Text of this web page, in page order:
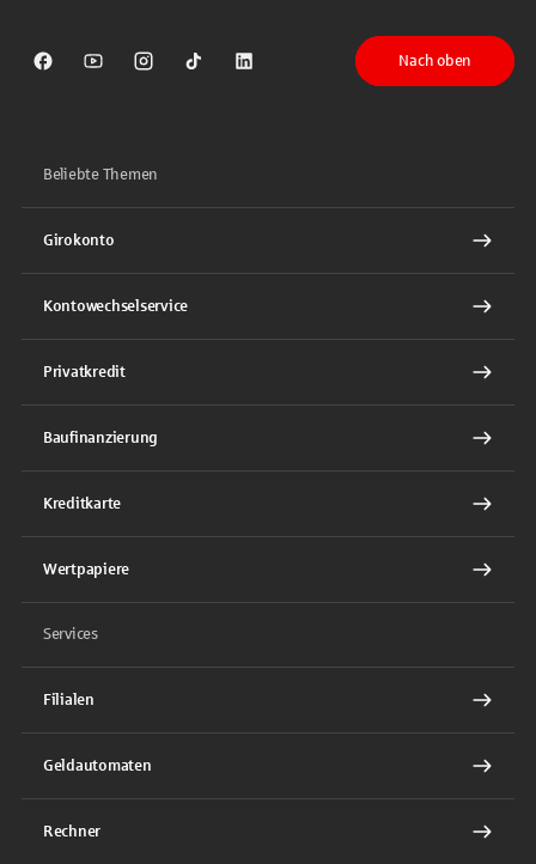
Sparkasse auf Facebook
Sparkasse auf Youtube
Sparkasse auf Instagram
Sparkasse auf TikTok
Sparkasse auf LinkedIn
Nach oben
Beliebte Themen
Girokonto
Kontowechselservice
Privatkredit
Baufinanzierung
Kreditkarte
Wertpapiere
Services
Filialen
Geldautomaten
Rechner